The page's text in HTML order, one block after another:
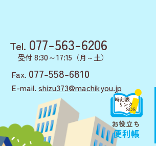
Tel. 077-563-6206
受付8:30～17:15（月～土）
Fax. 077-558-6810
E-mail. shizu373@machikyou.jp